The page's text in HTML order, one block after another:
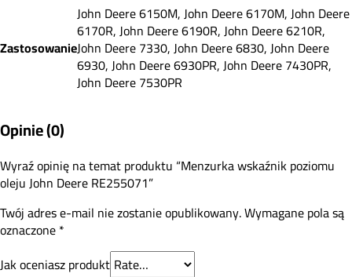
Zastosowanie
John Deere 6150M, John Deere 6170M, John Deere
6170R, John Deere 6190R, John Deere 6210R,
John Deere 7330, John Deere 6830, John Deere
6930, John Deere 6930PR, John Deere 7430PR,
John Deere 7530PR
Opinie (0)
Wyraź opinię na temat produktu “Menzurka wskaźnik poziomu
oleju John Deere RE255071”
Twój adres e-mail nie zostanie opublikowany.Wymagane pola są
oznaczone*
Jak oceniasz produkt